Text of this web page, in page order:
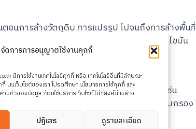
จัดการการอนุญาตใช้งานคุกกี้
มีการใช้งานเทคโนโลยีคุกกี้ หรือ เทคโนโลยีอื่นที่มีลักษณะ
บนเว็บไซต์ของเรา โปรดศึกษา นโยบายการใช้คุกกี้ และ
วนตัวของข้อมูล ก่อนใช้บริการเว็บไซต์ ได้ที่ลิงค์ด้านล่าง
ปฏิเสธ ดูรายละเอียด
อนการล้างวัตถุดิบ การแปรรูป ไปจนถึงการล้างพื้นที่
สูงเกินมาตรฐาน
มีการปนเปื้อนของน้ำมันและไขมัน
ที่อาจปนเปื้อนในระดับสูง
ะเภทซึ่งส่วนใหญ่เป็นอันตรายต่อสิ่งแวดล้อม เช่น
านก่อนปล่อยออกสู่แหล่งน้ำ รวมถึงการใช้ระบบกรอง